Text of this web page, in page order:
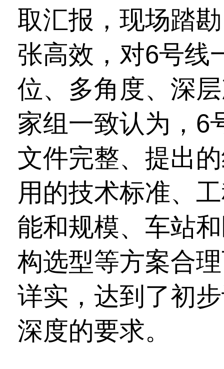
取汇报，现场踏
张高效，对6号线
位、多角度、深
家组一致认为，6
文件完整、提出
用的技术标准、
能和规模、车站
构选型等方案合
详实，达到了初
深度的要求。